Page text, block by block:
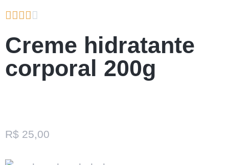

Creme hidratante
corporal 200g
R$ 25,00